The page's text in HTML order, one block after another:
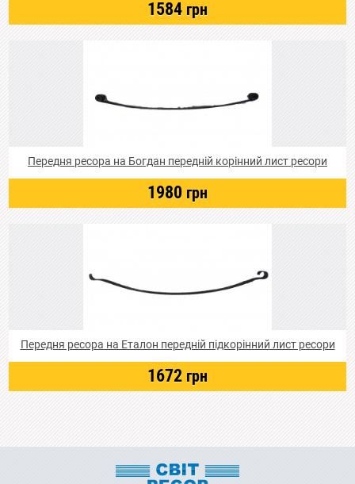
1584 грн
Передня ресора на Богдан передній корінний лист ресори
1980 грн
Передня ресора на Еталон передній підкорінний лист ресори
1672 грн